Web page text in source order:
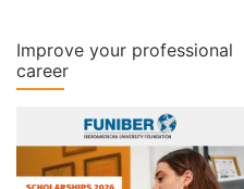
Improve your professional
career